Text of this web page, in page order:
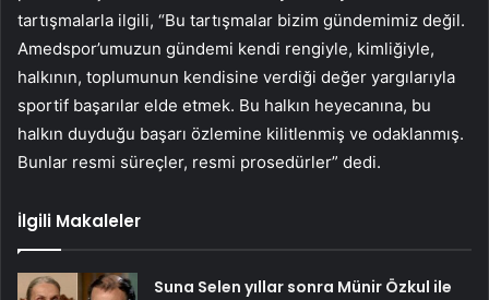
tartışmalarla ilgili, “Bu tartışmalar bizim gündemimiz değil.
Amedspor’umuzun gündemi kendi rengiyle, kimliğiyle,
halkının, toplumunun kendisine verdiği değer yargılarıyla
sportif başarılar elde etmek. Bu halkın heyecanına, bu
halkın duyduğu başarı özlemine kilitlenmiş ve odaklanmış.
Bunlar resmi süreçler, resmi prosedürler” dedi.
İlgili Makaleler
Suna Selen yıllar sonra Münir Özkul ile